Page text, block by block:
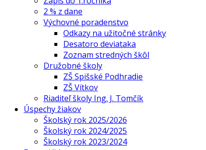
2 % z dane
Výchovné poradenstvo
Odkazy na užitočné stránky
Desatoro deviataka
Zoznam stredných škôl
Družobné školy
ZŠ Spišské Podhradie
ZŠ Vítkov
Riaditeľ školy Ing. J. Tomčík
Úspechy žiakov
Školský rok 2025/2026
Školský rok 2024/2025
Školský rok 2023/2024